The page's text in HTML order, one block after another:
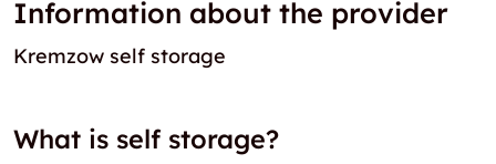
Information about the provider
Kremzow self storage
What is self storage?